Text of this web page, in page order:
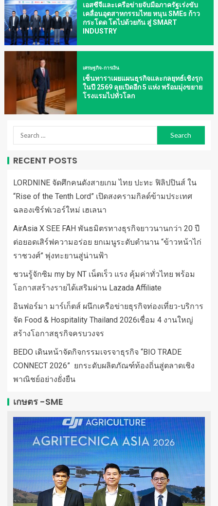
เอสซีจีและเครือข่ายจับมือภาครัฐเร่งขับ
เคลื่อนอุตสาหกรรมไทย หนุน SMEs ก้าว
กระโดด โตไปด้วยกัน สู่ SMART
INDUSTRY
เศรษฐกิจ-การเงิน
เซ็นทาราเผยแผนธุรกิจและกลยุทธ์เชิงรุก
ในปี 2569 ลุยเปิดอีก 5 แห่ง พร้อมมุ่งขยาย
โรงแรมไปทั่วโลก
RECENT POSTS
LORDNINE จัดศึกคนดังสายเกม ไทย ปะทะ ฟิลิปปินส์ ใน
“Rise of the Tenth Lord” เปิดสงครามกิลด์ข้ามประเทศ
ฉลองเซิร์ฟเวอร์ใหม่ เฮเลนา
AirAsia X SEE FAH พันธมิตรทางธุรกิจยาวนานกว่า 20 ปี
ต่อยอดเสิร์ฟความอร่อย ยกเมนูระดับตำนาน “ข้าวหน้าไก่
ราชวงศ์” พุ่งทะยานสู่น่านฟ้า
ชวนรู้จักซิม my by NT เน็ตเร็ว แรง คุ้มค่าทั่วไทย พร้อม
โอกาสสร้างรายได้เสริมผ่าน Lazada Affiliate
อินฟอร์มา มาร์เก็ตส์ ผนึกเครือข่ายธุรกิจท่องเที่ยว-บริการ
จัด Food & Hospitality Thailand 2026เชื่อม 4 งานใหญ่
สร้างโอกาสธุรกิจครบวงจร
BEDO เดินหน้าจัดกิจกรรมเจรจาธุรกิจ “BIO TRADE
CONNECT 2026” ยกระดับผลิตภัณฑ์ท้องถิ่นสู่ตลาดเชิง
พาณิชย์อย่างยั่งยืน
เกษตร -SME